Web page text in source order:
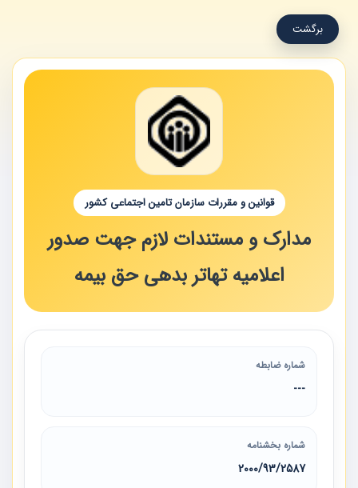
برگشت
قوانین و مقررات سازمان تامین اجتماعی کشور
مدارک و مستندات لازم جهت صدور
اعلامیه تهاتر بدهی حق بیمه
شماره ضابطه
---
شماره بخشنامه
2000/93/2587